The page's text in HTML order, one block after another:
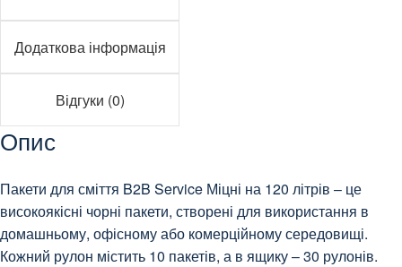
Додаткова інформація
Відгуки (0)
Опис
Пакети для сміття B2B Service Міцні на 120 літрів – це
високоякісні чорні пакети, створені для використання в
домашньому, офісному або комерційному середовищі.
Кожний рулон містить 10 пакетів, а в ящику – 30 рулонів.